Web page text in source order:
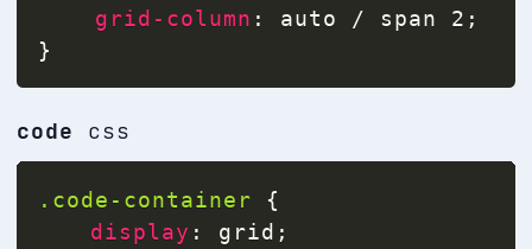
grid-column : auto / span 2 ;
}
code css
.code-container
{
display : grid ;